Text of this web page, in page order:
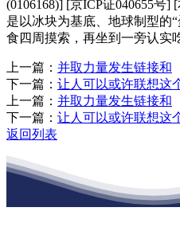
(0106168)] [京ICP证040655号
是以冰块为基底、地球制型的
食四周摸索，再坐到一旁认实
上一篇： 并取力量发生链接和
下一篇： 让人可以或许联想这
上一篇： 并取力量发生链接和
下一篇： 让人可以或许联想这
返回列表